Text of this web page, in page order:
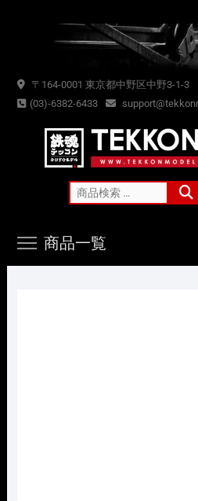
〒164-0001 東京都中野区中野3-1-3
(03)-6382-6433
索
商品一覧